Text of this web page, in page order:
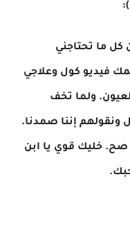
ما تحتاجني
فيديو كول وعلاجي
ولما تخف
ونقولهم إننا صمدنا.
خليك قوي يا ابن